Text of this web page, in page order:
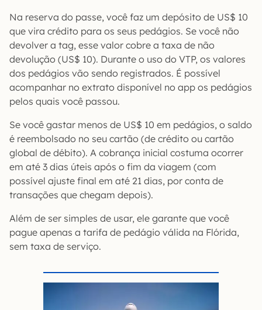
Na reserva do passe, você faz um depósito de US$ 10
que vira crédito para os seus pedágios. Se você não
devolver a tag, esse valor cobre a taxa de não
devolução (US$ 10). Durante o uso do VTP, os valores
dos pedágios vão sendo registrados. É possível
acompanhar no extrato disponível no app os pedágios
pelos quais você passou.
Se você gastar menos de US$ 10 em pedágios, o saldo
é reembolsado no seu cartão (de crédito ou cartão
global de débito). A cobrança inicial costuma ocorrer
em até 3 dias úteis após o fim da viagem (com
possível ajuste final em até 21 dias, por conta de
transações que chegam depois).
Além de ser simples de usar, ele garante que você
pague apenas a tarifa de pedágio válida na Flórida,
sem taxa de serviço.